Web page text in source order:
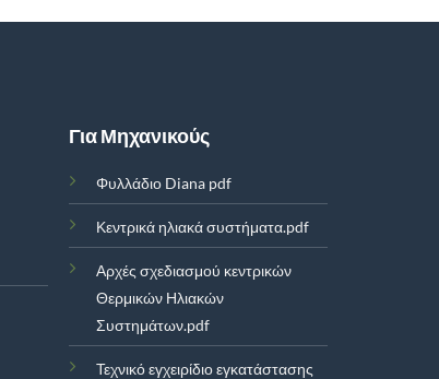
Για Μηχανικούς
Φυλλάδιο Diana pdf
Κεντρικά ηλιακά συστήματα.pdf
Αρχές σχεδιασμού κεντρικών
Θερμικών Ηλιακών
Συστημάτων.pdf
Τεχνικό εγχειρίδιο εγκατάστασης